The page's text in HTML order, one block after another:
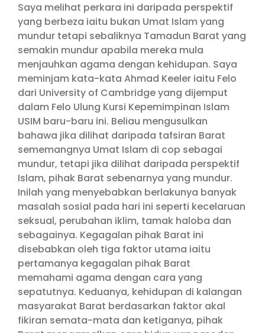
Saya melihat perkara ini daripada perspektif
yang berbeza iaitu bukan Umat Islam yang
mundur tetapi sebaliknya Tamadun Barat yang
semakin mundur apabila mereka mula
menjauhkan agama dengan kehidupan. Saya
meminjam kata-kata Ahmad Keeler iaitu Felo
dari University of Cambridge yang dijemput
dalam Felo Ulung Kursi Kepemimpinan Islam
USIM baru-baru ini. Beliau mengusulkan
bahawa jika dilihat daripada tafsiran Barat
sememangnya Umat Islam di cop sebagai
mundur, tetapi jika dilihat daripada perspektif
Islam, pihak Barat sebenarnya yang mundur.
Inilah yang menyebabkan berlakunya banyak
masalah sosial pada hari ini seperti kecelaruan
seksual, perubahan iklim, tamak haloba dan
sebagainya. Kegagalan pihak Barat ini
disebabkan oleh tiga faktor utama iaitu
pertamanya kegagalan pihak Barat
memahami agama dengan cara yang
sepatutnya. Keduanya, kehidupan di kalangan
masyarakat Barat berdasarkan faktor akal
fikiran semata-mata dan ketiganya, pihak